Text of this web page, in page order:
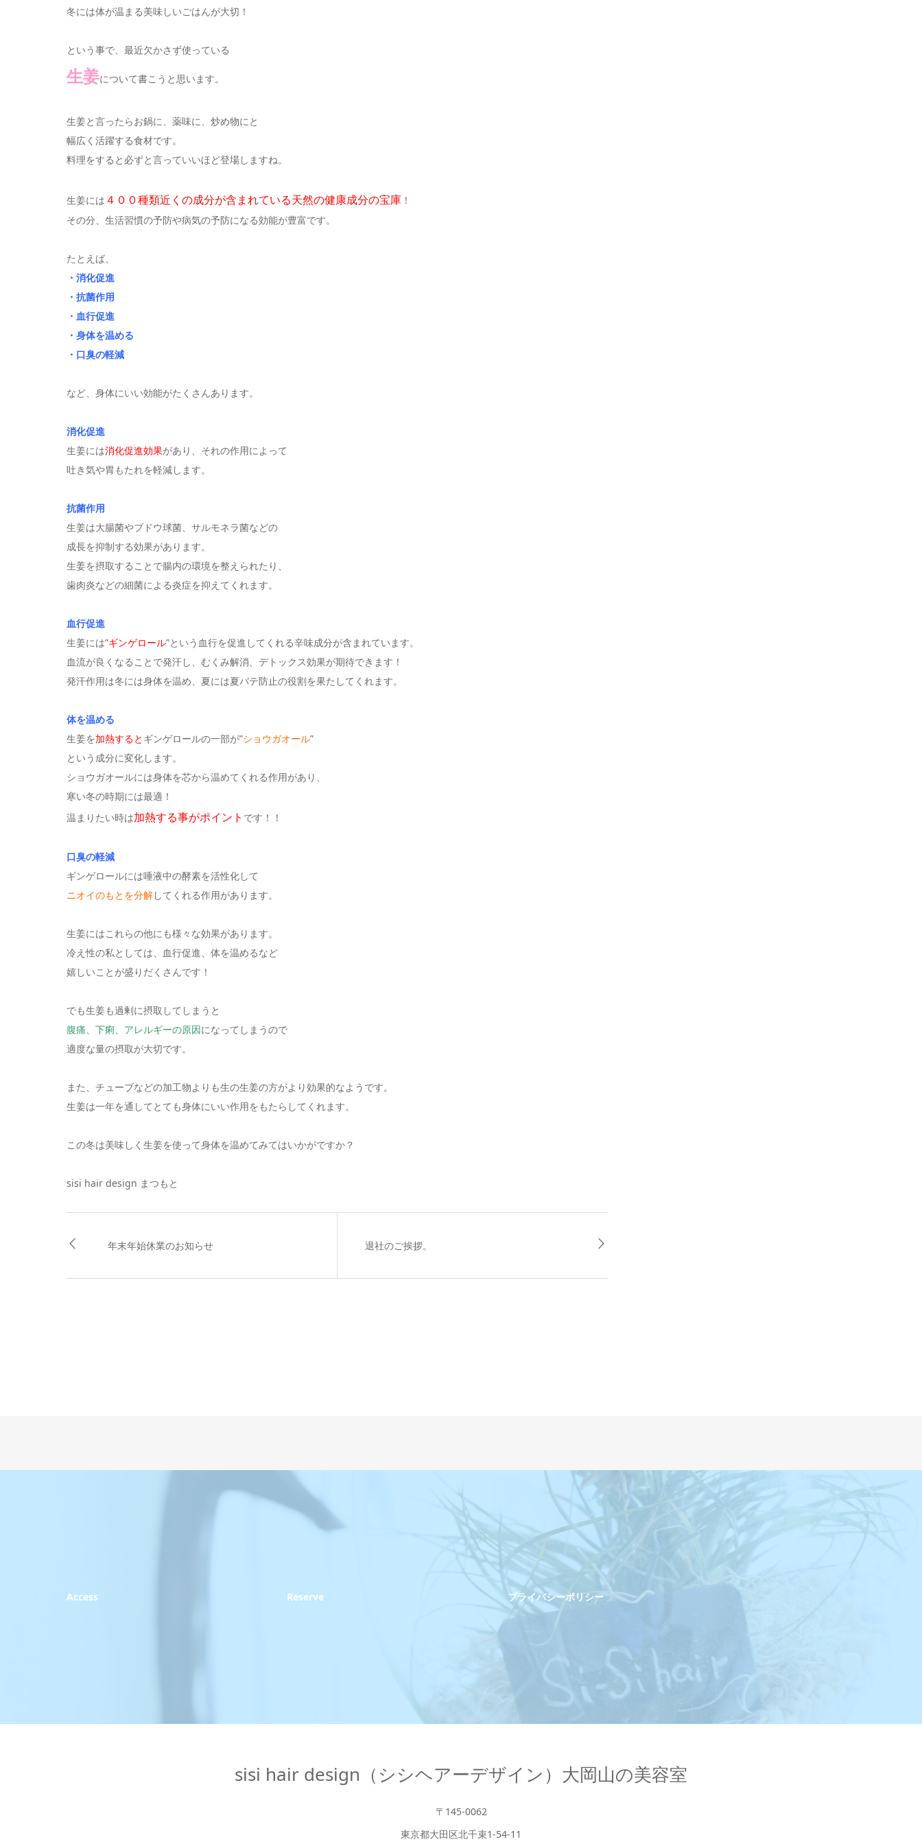
冬には体が温まる美味しいごはんが大切！
という事で、最近欠かさず使っている
生姜について書こうと思います。
生姜と言ったらお鍋に、薬味に、炒め物にと
幅広く活躍する食材です。
料理をすると必ずと言っていいほど登場しますね。
生姜には ４００種類近くの成分が含まれている天然の健康成分の宝庫 ！
その分、生活習慣の予防や病気の予防になる効能が豊富です。
たとえば、
・消化促進
・抗菌作用
・血行促進
・身体を温める
・口臭の軽減
など、身体にいい効能がたくさんあります。
消化促進
生姜には消化促進効果があり、それの作用によって
吐き気や胃もたれを軽減します。
抗菌作用
生姜は大腸菌やブドウ球菌、サルモネラ菌などの
成長を抑制する効果があります。
生姜を摂取することで腸内の環境を整えられたり、
歯肉炎などの細菌による炎症を抑えてくれます。
血行促進
生姜には”ギンゲロール”という血行を促進してくれる辛味成分が含まれています。
血流が良くなることで発汗し、むくみ解消、デトックス効果が期待できます！
発汗作用は冬には身体を温め、夏には夏バテ防止の役割を果たしてくれます。
体を温める
生姜を加熱すると ギンゲロールの一部が”ショウガオール”
という成分に変化します。
ショウガオールには身体を芯から温めてくれる作用があり、
寒い冬の時期には最適！
温まりたい時は加熱する事がポイント です！！
口臭の軽減
ギンゲロールには唾液中の酵素を活性化して
ニオイのもとを分解してくれる作用があります。
生姜にはこれらの他にも様々な効果があります。
冷え性の私としては、血行促進、体を温めるなど
嬉しいことが盛りだくさんです！
でも生姜も過剰に摂取してしまうと
腹痛、下痢、アレルギーの原因になってしまうので
適度な量の摂取が大切です。
また、チューブなどの加工物よりも生の生姜の方がより効果的なようです。
生姜は一年を通してとても身体にいい作用をもたらしてくれます。
この冬は美味しく生姜を使って身体を温めてみてはいかがですか？
sisi hair design まつもと
年末年始休業のお知らせ 退社のご挨拶。
Access Reserve プライバシーポリシー
sisi hair design（シシヘアーデザイン）大岡山の美容室
〒145-0062
東京都大田区北千束1-54-11